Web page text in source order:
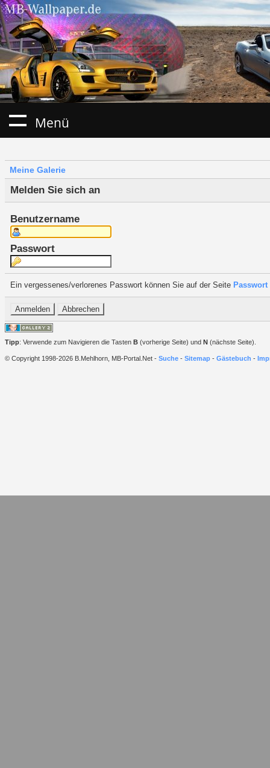
Menü
Meine Galerie
Melden Sie sich an
Benutzername
Passwort
Ein vergessenes/verlorenes Passwort können Sie auf der Seite
Tipp: Verwende zum Navigieren die Tasten B (vorherige Seite) und N (nächste Seite).
© Copyright 1998-2026 B.Mehlhorn, MB-Portal.Net - Suche - Sitemap - Gästebuch -